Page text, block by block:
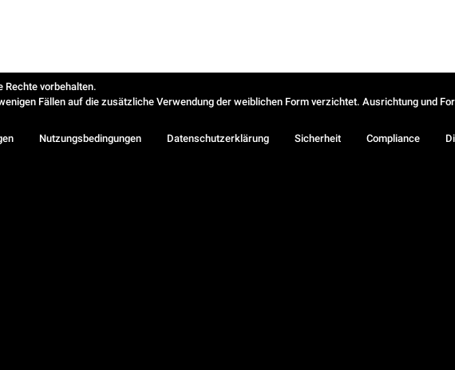
vorbehalten.
Fällen auf die zusätzliche Verwendung der weiblichen Form verzichtet. Ausrichtung und
Nutzungsbedingungen Datenschutzerklärung Sicherheit Compliance